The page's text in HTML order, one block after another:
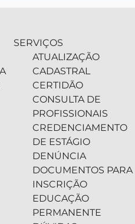
SERVIÇOS
ATUALIZAÇÃO
CADASTRAL
CERTIDÃO
CONSULTA DE
PROFISSIONAIS
CREDENCIAMENTO
DE ESTÁGIO
DENÚNCIA
DOCUMENTOS PARA
INSCRIÇÃO
EDUCAÇÃO
PERMANENTE